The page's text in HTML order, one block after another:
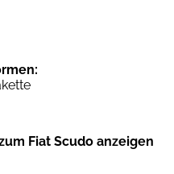
Fiat Scudo anzeigen